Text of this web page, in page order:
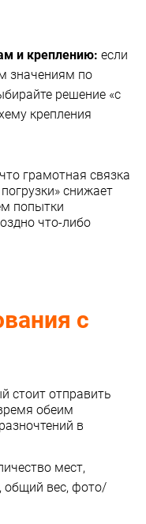
и креплению: если
значениям по
решение «с
крепления
грамотная связка
снижает
попытки
что-либо
с
стоит отправить
обеим
в
мест,
общий вес, фото/